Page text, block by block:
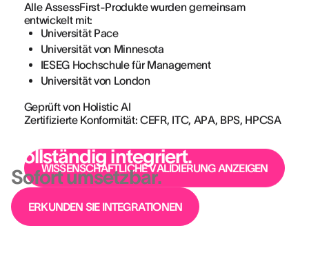
Alle AssessFirst-Produkte wurden gemeinsam
entwickelt mit:
Universität Pace
Universität von Minnesota
IESEG Hochschule für Management
Universität von London
Geprüft von Holistic AI
Zertifizierte Konformität: CEFR, ITC, APA, BPS, HPCSA
WISSENSCHAFTLICHE VALIDIERUNG ANZEIGEN
Vollständig integriert.
Sofort umsetzbar.
ERKUNDEN SIE INTEGRATIONEN